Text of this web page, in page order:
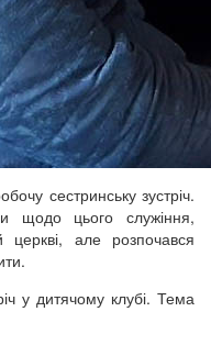
сестринську зустріч.
щодо цього служіння,
церкві, але розпочався
у дитячому клубі. Тема